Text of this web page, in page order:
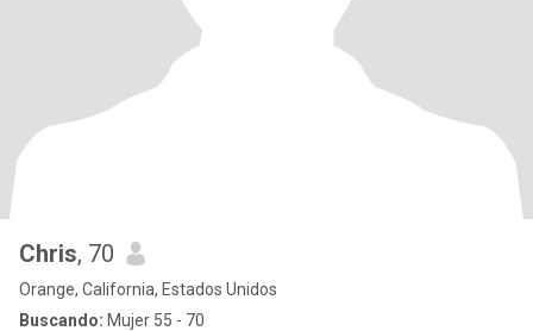
Chris, 70
Orange, California, Estados Unidos
Buscando: Mujer 55 - 70